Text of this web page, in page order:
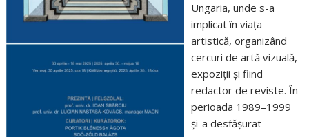
Ungaria, unde s-a
implicat în viața
artistică, organizând
cercuri de artă vizuală,
expoziții și fiind
redactor de reviste. În
perioada 1989–1999
și-a desfășurat